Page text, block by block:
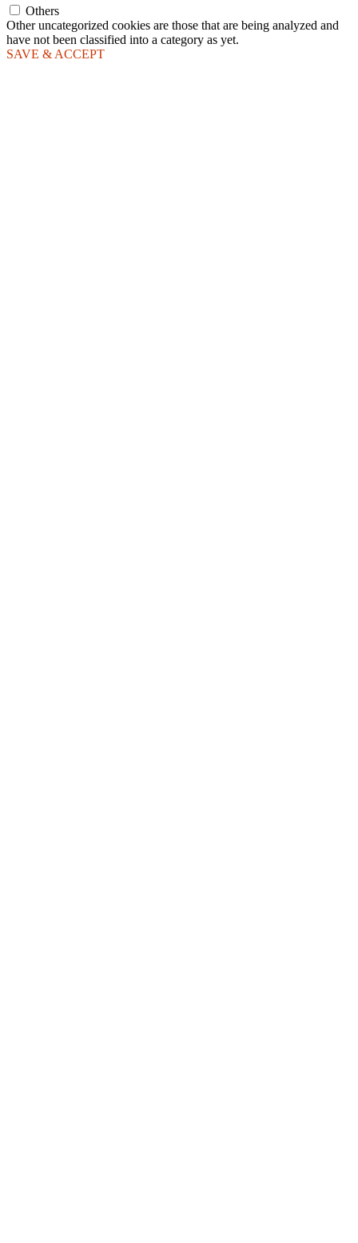
Others
Other uncategorized cookies are those that are being analyzed and
have not been classified into a category as yet.
SAVE & ACCEPT